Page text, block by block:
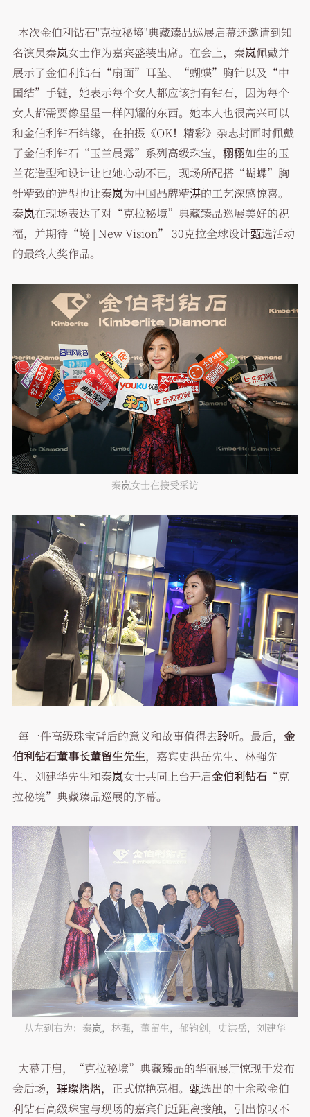
本次金伯利钻石"克拉秘境"典藏臻品巡展启幕还邀请到知
名演员秦岚女士作为嘉宾盛装出席。在会上，秦岚佩戴并
展示了金伯利钻石“扇面”耳坠、“蝴蝶”胸针以及“中
国结”手链，她表示每个女人都应该拥有钻石，因为每个
女人都需要像星星一样闪耀的东西。她本人也很高兴可以
和金伯利钻石结缘，在拍摄《OK！精彩》杂志封面时佩戴
了金伯利钻石“玉兰晨露”系列高级珠宝，栩栩如生的玉
兰花造型和设计让也她心动不已，现场所配搭“蝴蝶”胸
针精致的造型也让秦岚为中国品牌精湛的工艺深感惊喜。
秦岚在现场表达了对“克拉秘境”典藏臻品巡展美好的祝
福，并期待“境 | New Vision” 30克拉全球设计甄选活动
的最终大奖作品。
秦岚女士在接受采访
每一件高级珠宝背后的意义和故事值得去聆听。最后， 金
伯利钻石董事长董留生先生，嘉宾史洪岳先生、林强先
生、刘建华先生和秦岚女士共同上台开启金伯利钻石“克
拉秘境”典藏臻品巡展的序幕。
从左到右为：秦岚，林强，董留生，郁钧剑，史洪岳，刘建华
大幕开启，“克拉秘境”典藏臻品的华丽展厅惊现于发布
会后场，璀璨熠熠，正式惊艳亮相。甄选出的十余款金伯
利钻石高级珠宝与现场的嘉宾们近距离接触，引出惊叹不